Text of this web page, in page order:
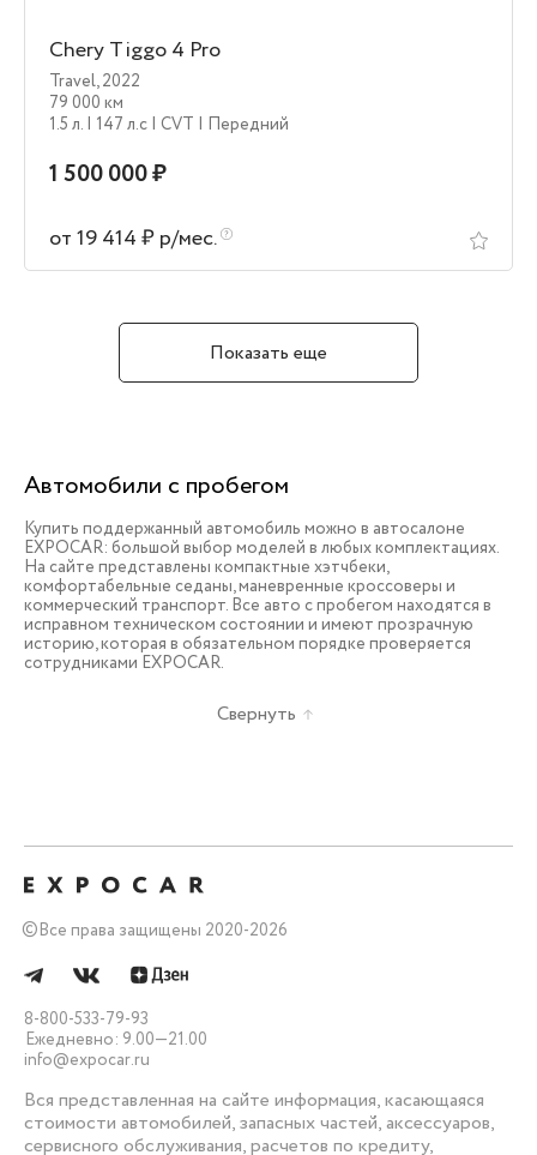
Chery Tiggo 4 Pro
Travel,2022
79 000 км
1.5 л. | 147 л.c | CVT | Передний
1 500 000 ₽
от 19 414 ₽ р/мес.
Показать еще
Автомобили с пробегом
Купить поддержанный автомобиль можно в автосалоне
EXPOCAR: большой выбор моделей в любых комплектациях.
На сайте представлены компактные хэтчбеки,
комфортабельные седаны, маневренные кроссоверы и
коммерческий транспорт. Все авто с пробегом находятся в
исправном техническом состоянии и имеют прозрачную
историю, которая в обязательном порядке проверяется
сотрудниками EXPOCAR.
Свернуть
©Все права защищены 2020-2026
8-800-533-79-93
Ежедневно: 9.00—21.00
info@expocar.ru
Вся представленная на сайте информация, касающаяся
стоимости автомобилей, запасных частей, аксессуаров,
сервисного обслуживания, расчетов по кредиту,